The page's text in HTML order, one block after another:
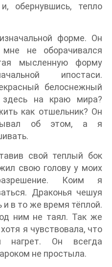
обернувшись, тепло
форме. Он
не оборачивался
мысленную форму
ипостаси.
белоснежный
на краю мира?
как отшельник? Он
об этом, а я
свой теплый бок
свою голову у моих
Коим я
Драконья чешуя
в то же время тёплой.
ним не таял. Так же
я чувствовала, что
нагрет. Он всегда
не простыла.